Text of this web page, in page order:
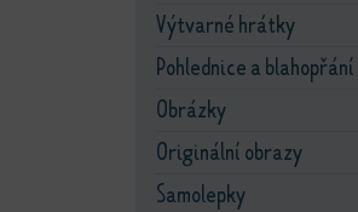
Výtvarné hrátky
Pohlednice a blahopřání
Obrázky
Originální obrazy
Samolepky